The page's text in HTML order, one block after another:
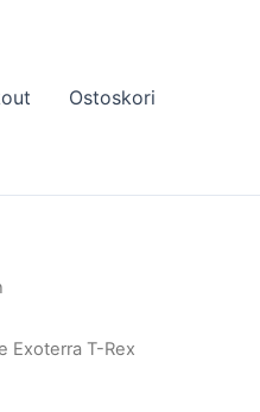
Ostoskori
Exoterra T-Rex